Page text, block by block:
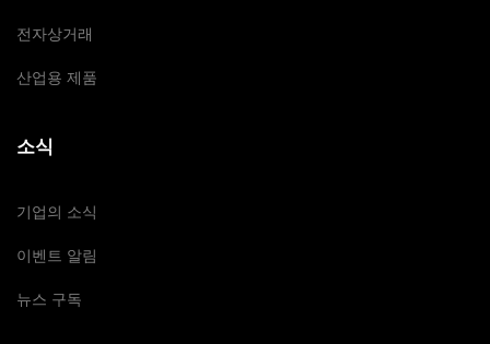
전자상거래
산업용 제품
소식
기업의 소식
이벤트 알림
뉴스 구독